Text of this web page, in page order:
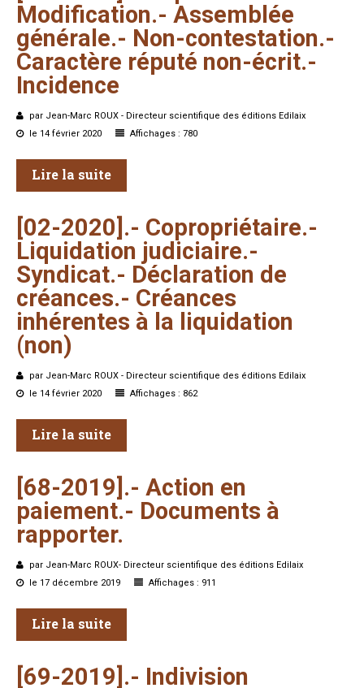
Modification.- Assemblée
générale.- Non-contestation.-
Caractère réputé non-écrit.-
Incidence
par Jean-Marc ROUX - Directeur scientifique des éditions Edilaix
le 14 février 2020
Affichages : 780
Lire la suite
[02-2020].- Copropriétaire.-
Liquidation judiciaire.-
Syndicat.- Déclaration de
créances.- Créances
inhérentes à la liquidation
(non)
par Jean-Marc ROUX - Directeur scientifique des éditions Edilaix
le 14 février 2020
Affichages : 862
Lire la suite
[68-2019].- Action en
paiement.- Documents à
rapporter.
par Jean-Marc ROUX- Directeur scientifique des éditions Edilaix
le 17 décembre 2019
Affichages : 911
Lire la suite
[69-2019].- Indivision